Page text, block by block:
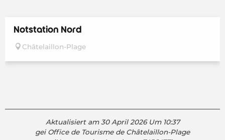
Notstation Nord
Châtelaillon-Plage
Aktualisiert am 30 April 2026 Um 10:37
gei Office de Tourisme de Châtelaillon-Plage